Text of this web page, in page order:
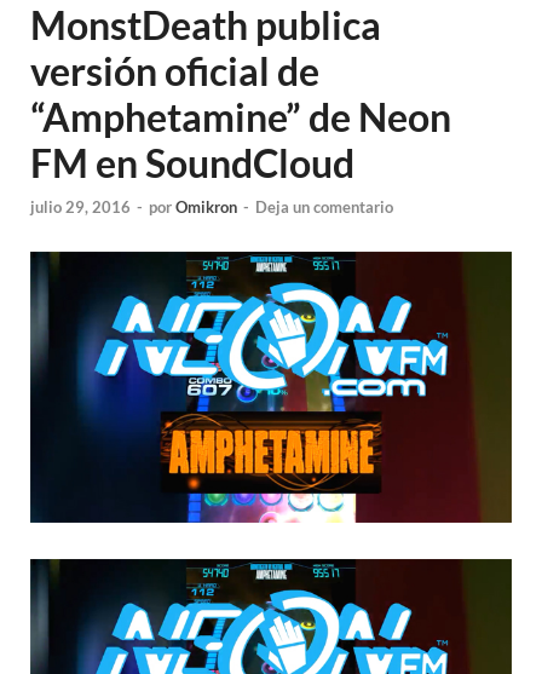
MonstDeath publica
versión oficial de
“Amphetamine” de Neon
FM en SoundCloud
julio 29, 2016 - porOmikron - Deja un comentario